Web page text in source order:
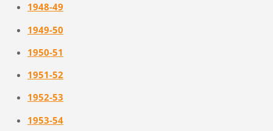
1948-49
1949-50
1950-51
1951-52
1952-53
1953-54